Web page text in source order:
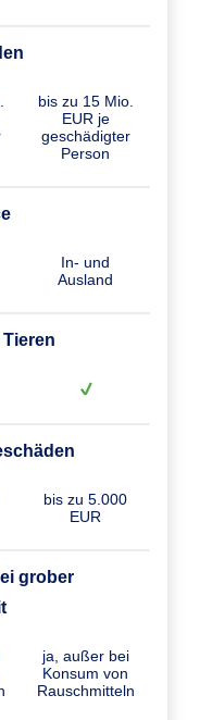
bis zu 15 Mio.
EUR je
geschädigter
Person
In- und
Ausland
bis zu 5.000
EUR
grober
ja, außer bei
Konsum von
Rauschmitteln